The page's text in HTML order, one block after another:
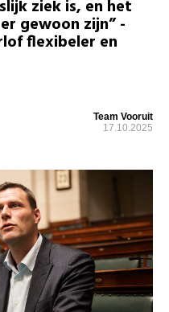
ziek is, en het
gewoon zijn” -
flexibeler en
Team Vooruit
17.10.2025